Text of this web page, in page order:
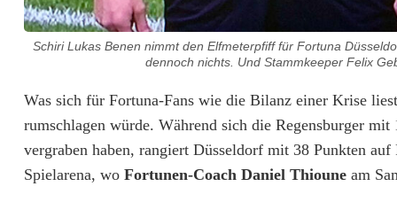
u
n
ü
s
Schiri Lukas Benen nimmt den Elfmeterpfiff für Fortuna
dennoch nichts. Und Stammkeeper Felix
Was sich für Fortuna-Fans wie die Bilanz einer Krise
rumschlagen würde. Während sich die Regensburger
vergraben haben, rangiert Düsseldorf mit 38 Punkten
Spielarena, wo Fortunen-Coach Daniel Thioune am